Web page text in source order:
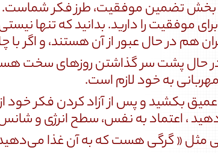
تضمین موفقیت، طرز فکر شماست. به
موفقیت را دارید. بدانید که تنها
هم در حال عبور از آن هستند، و اگر
حال پشت سر گذاشتن روزهای سخت
به خود لازم است.
بکشید و پس از آزاد کردن فکر خود
، اعتماد به نفس، سطح انرژی و
مثل « گرگی هست که به آن غذا می‌دهید